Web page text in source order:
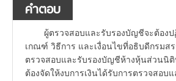
คำตอบ
ผู้ตรวจสอบและรับรองบัญชีจะต้อง
เกณฑ์ วิธีการ และเงื่อนไขที่อธิบดีกรมส
ตรวจสอบและรับรองบัญชีห้างหุ้นส่วนนิติ
ต้องจัดให้งบการเงินได้รับการตรวจสอบ